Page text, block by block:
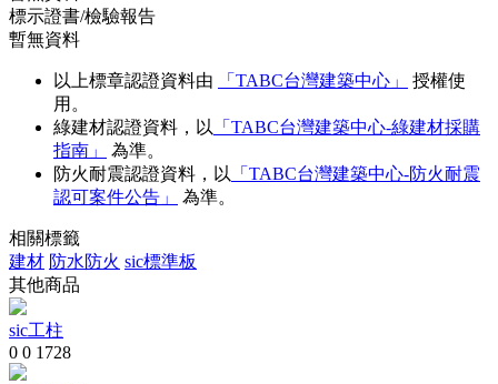
標示證書/檢驗報告
暫無資料
以上標章認證資料由 「TABC台灣建築中心」
授權使
用。
綠建材認證資料，以
「TABC台灣建築中心-綠建材採購
指南」
為準。
防火耐震認證資料，以
「TABC台灣建築中心-防火耐震
認可案件公告」
為準。
相關標籤
建材 防水防火 sic標準板
其他商品
sic工柱
0 0 1728